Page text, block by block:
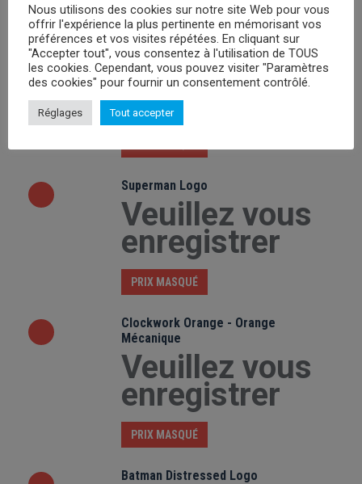
PRIX MASQUÉ
Friday the 13th Mask
Veuillez vous
enregistrer
Superman Logo
Veuillez vous
enregistrer
PRIX MASQUÉ
Clockwork Orange - Orange
Mécanique
Veuillez vous
enregistrer
PRIX MASQUÉ
Batman Distressed Logo
Nous utilisons des cookies sur notre site Web pour vous
offrir l'expérience la plus pertinente en mémorisant vos
préférences et vos visites répétées. En cliquant sur
"Accepter tout", vous consentez à l'utilisation de TOUS
les cookies. Cependant, vous pouvez visiter "Paramètres
des cookies" pour fournir un consentement contrôlé.
Réglages Tout accepter